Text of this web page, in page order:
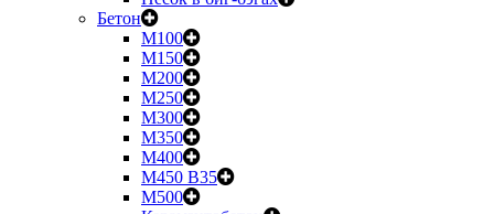
Бетон
М100
М150
М200
М250
М300
М350
М400
М450 B35
М500